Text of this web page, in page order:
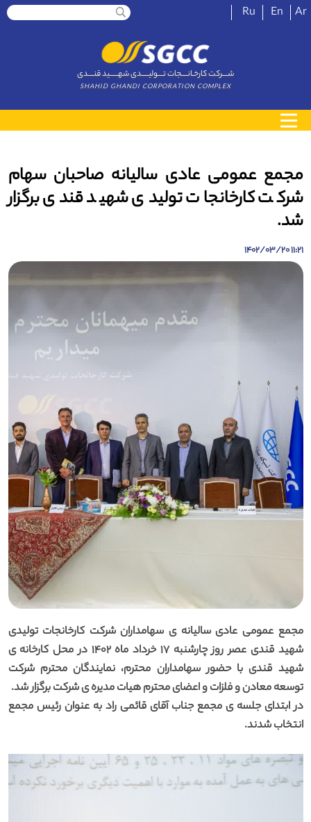
Ar
En
Ru
شــــرکت کارخـانــــجات تــــولیـــــدی شهــــــید قنــــدی
SHAHID GHANDI CORPORATION COMPLEX
مجمع عمومی عادی سالیانه صاحبان سهام
شرکت کارخانجات تولیدی شهید قندی برگزار
شد.
11:21 1402/03/20
مجمع عمومی عادی سالیانه ی سهامداران شرکت کارخانجات تولیدی
شهید قندی عصر روز چارشنبه 17 خرداد ماه 1402 در محل کارخانه ی
شهید قندی با حضور سهامداران محترم، نمایندگان محترم شرکت
توسعه معادن و فلزات و اعضای محترم هیات مدیره ی شرکت برگزار شد.
در ابتدای جلسه ی مجمع جناب آقای قائمی راد به عنوان رئیس مجمع
انتخاب شدند.